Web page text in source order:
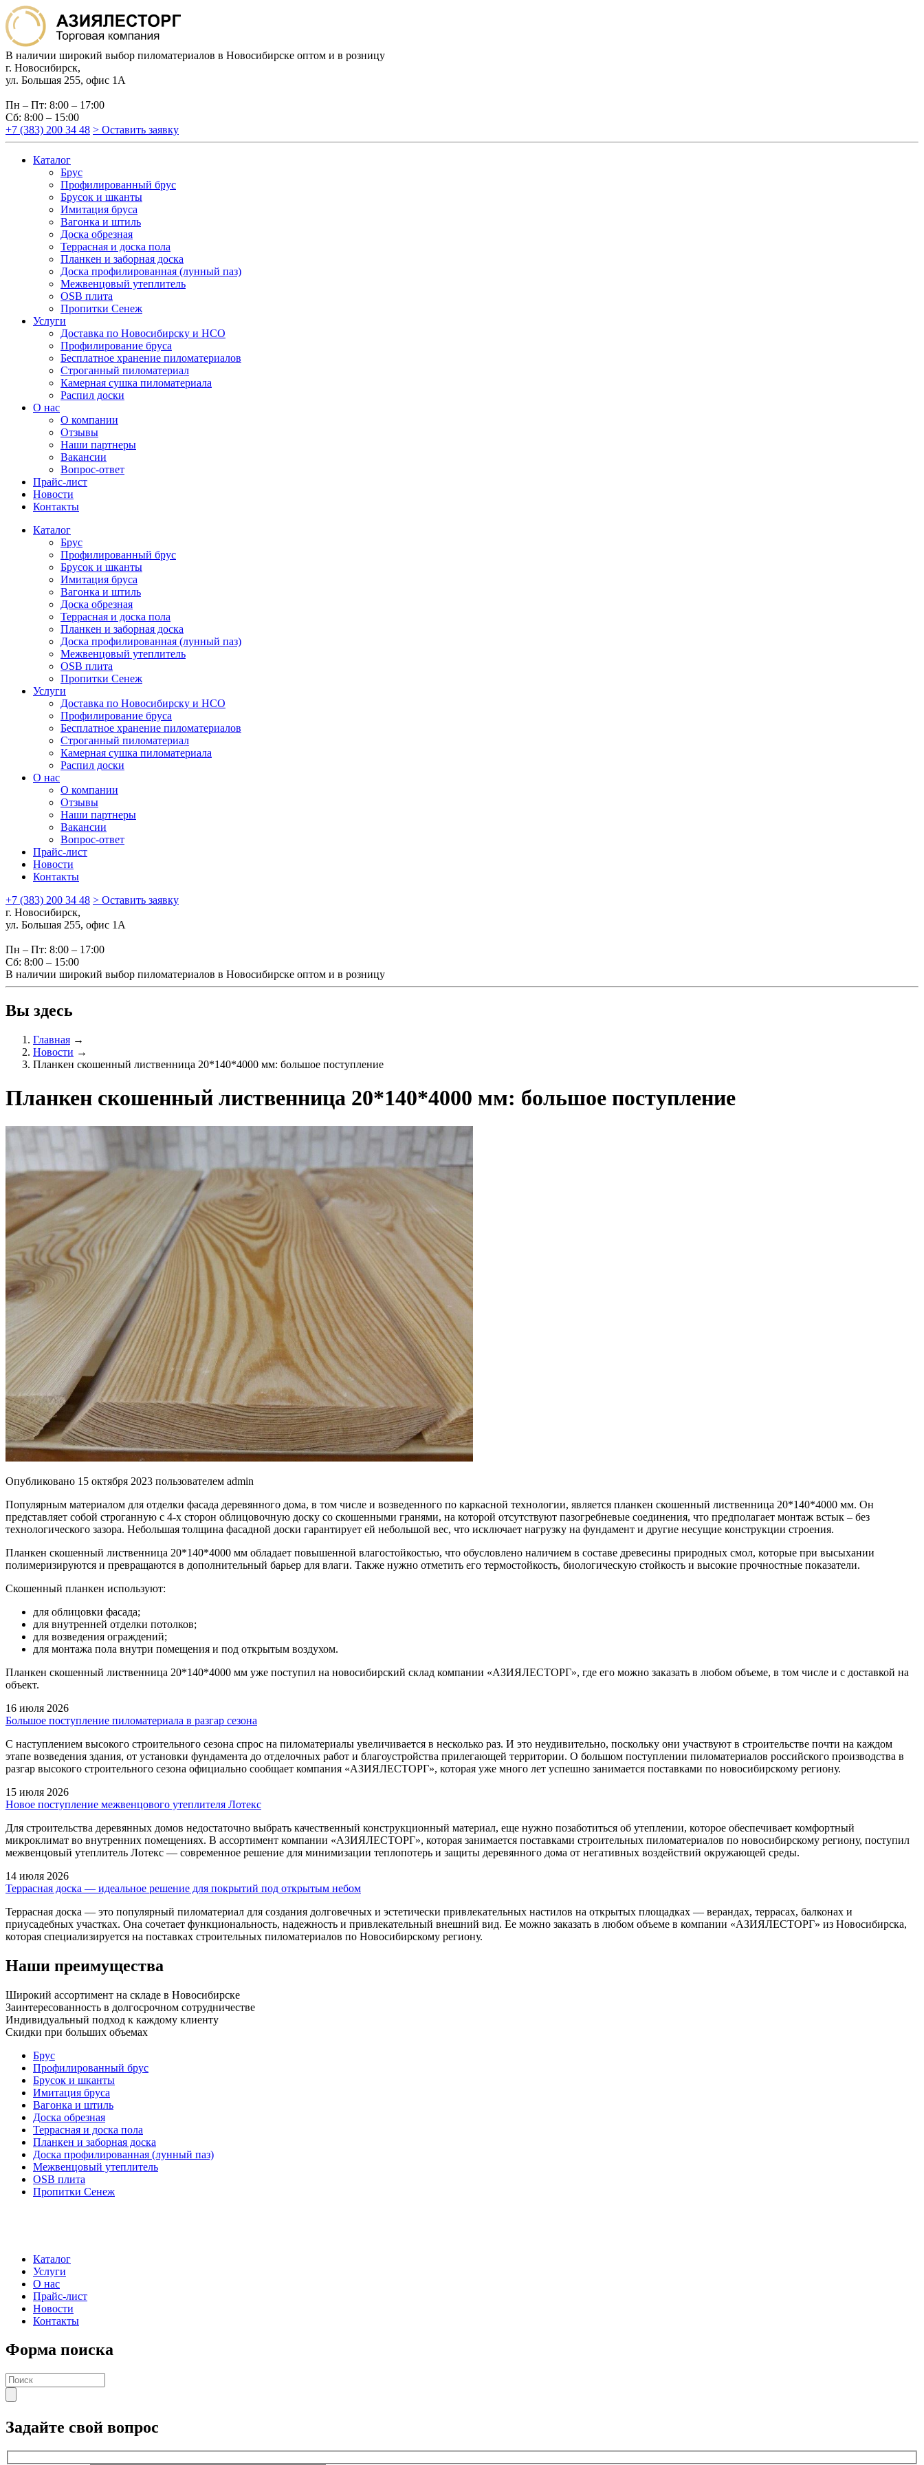
В наличии широкий выбор пиломатериалов в Новосибирске оптом и в розницу
г. Новосибирск,
ул. Большая 255, офис 1А
Пн – Пт: 8:00 – 17:00
Сб: 8:00 – 15:00
+7 (383) 200 34 48 > Оставить заявку
Каталог
Брус
Профилированный брус
Брусок и шканты
Имитация бруса
Вагонка и штиль
Доска обрезная
Террасная и доска пола
Планкен и заборная доска
Доска профилированная (лунный паз)
Межвенцовый утеплитель
OSB плита
Пропитки Сенеж
Услуги
Доставка по Новосибирску и НСО
Профилирование бруса
Бесплатное хранение пиломатериалов
Строганный пиломатериал
Камерная сушка пиломатериала
Распил доски
О нас
О компании
Отзывы
Наши партнеры
Вакансии
Вопрос-ответ
Прайс-лист
Новости
Контакты
Каталог
Брус
Профилированный брус
Брусок и шканты
Имитация бруса
Вагонка и штиль
Доска обрезная
Террасная и доска пола
Планкен и заборная доска
Доска профилированная (лунный паз)
Межвенцовый утеплитель
OSB плита
Пропитки Сенеж
Услуги
Доставка по Новосибирску и НСО
Профилирование бруса
Бесплатное хранение пиломатериалов
Строганный пиломатериал
Камерная сушка пиломатериала
Распил доски
О нас
О компании
Отзывы
Наши партнеры
Вакансии
Вопрос-ответ
Прайс-лист
Новости
Контакты
+7 (383) 200 34 48 > Оставить заявку
г. Новосибирск,
ул. Большая 255, офис 1А
Пн – Пт: 8:00 – 17:00
Сб: 8:00 – 15:00
В наличии широкий выбор пиломатериалов в Новосибирске оптом и в розницу
Вы здесь
Главная →
Новости →
Планкен скошенный лиственница 20*140*4000 мм: большое поступление
Планкен скошенный лиственница 20*140*4000 мм: большое поступление
Опубликовано 15 октября 2023 пользователем admin
Популярным материалом для отделки фасада деревянного дома, в том числе и возведенного по каркасной технологии, является планкен скошенный лиственница 20*140*4000 мм. Он
представляет собой строганную с 4-х сторон облицовочную доску со скошенными гранями, на которой отсутствуют пазогребневые соединения, что предполагает монтаж встык – без
технологического зазора. Небольшая толщина фасадной доски гарантирует ей небольшой вес, что исключает нагрузку на фундамент и другие несущие конструкции строения.
Планкен скошенный лиственница 20*140*4000 мм обладает повышенной влагостойкостью, что обусловлено наличием в составе древесины природных смол, которые при высыхании
полимеризируются и превращаются в дополнительный барьер для влаги. Также нужно отметить его термостойкость, биологическую стойкость и высокие прочностные показатели.
Скошенный планкен используют:
для облицовки фасада;
для внутренней отделки потолков;
для возведения ограждений;
для монтажа пола внутри помещения и под открытым воздухом.
Планкен скошенный лиственница 20*140*4000 мм уже поступил на новосибирский склад компании «АЗИЯЛЕСТОРГ», где его можно заказать в любом объеме, в том числе и с доставкой на
объект.
16 июля 2026
Большое поступление пиломатериала в разгар сезона
С наступлением высокого строительного сезона спрос на пиломатериалы увеличивается в несколько раз. И это неудивительно, поскольку они участвуют в строительстве почти на каждом
этапе возведения здания, от установки фундамента до отделочных работ и благоустройства прилегающей территории. О большом поступлении пиломатериалов российского производства в
разгар высокого строительного сезона официально сообщает компания «АЗИЯЛЕСТОРГ», которая уже много лет успешно занимается поставками по новосибирскому региону.
15 июля 2026
Новое поступление межвенцового утеплителя Лотекс
Для строительства деревянных домов недостаточно выбрать качественный конструкционный материал, еще нужно позаботиться об утеплении, которое обеспечивает комфортный
микроклимат во внутренних помещениях. В ассортимент компании «АЗИЯЛЕСТОРГ», которая занимается поставками строительных пиломатериалов по новосибирскому региону, поступил
межвенцовый утеплитель Лотекс — современное решение для минимизации теплопотерь и защиты деревянного дома от негативных воздействий окружающей среды.
14 июля 2026
Террасная доска — идеальное решение для покрытий под открытым небом
Террасная доска — это популярный пиломатериал для создания долговечных и эстетически привлекательных настилов на открытых площадках — верандах, террасах, балконах и
приусадебных участках. Она сочетает функциональность, надежность и привлекательный внешний вид. Ее можно заказать в любом объеме в компании «АЗИЯЛЕСТОРГ» из Новосибирска,
которая специализируется на поставках строительных пиломатериалов по Новосибирскому региону.
Наши преимущества
Широкий ассортимент на складе в Новосибирске
Заинтересованность в долгосрочном сотрудничестве
Индивидуальный подход к каждому клиенту
Скидки при больших объемах
Брус
Профилированный брус
Брусок и шканты
Имитация бруса
Вагонка и штиль
Доска обрезная
Террасная и доска пола
Планкен и заборная доска
Доска профилированная (лунный паз)
Межвенцовый утеплитель
OSB плита
Пропитки Сенеж
Каталог
Услуги
О нас
Прайс-лист
Новости
Контакты
Форма поиска
Задайте свой вопрос